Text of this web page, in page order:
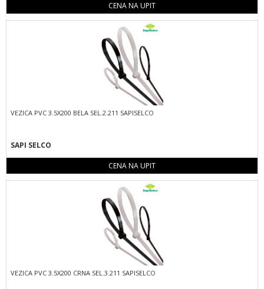
CENA NA UPIT
VEZICA PVC 3.5X200 BELA SEL.2.211 SAPISELCO
SAPI SELCO
CENA NA UPIT
VEZICA PVC 3.5X200 CRNA SEL.3.211 SAPISELCO